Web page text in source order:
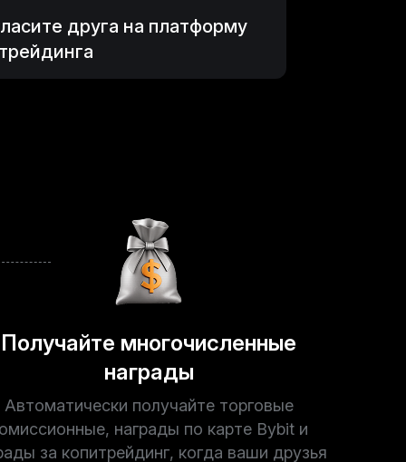
друга на платформу
Получайте многочисленные
награды
Автоматически получайте торговые
награды по карте Bybit и
за копитрейдинг, когда ваши друзья